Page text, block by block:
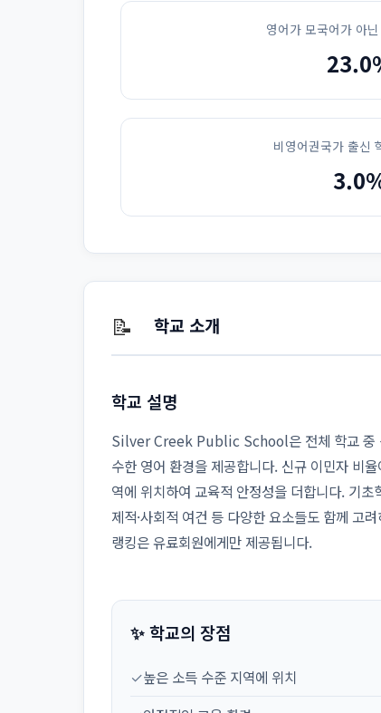
영어가 모국어가 아
비영어권국가 출신
📝 학교 소개
학교 설명
Silver Creek Public School은 전체 학교 중
수한 영어 환경을 제공합니다. 신규 이민자 비
역에 위치하여 교육적 안정성을 더합니다. 기
제적·사회적 여건 등 다양한 요소들도 함께 고
랭킹은 유료회원에게만 제공됩니다.
✨ 학교의 장점
✓높은 소득 수준 지역에 위치